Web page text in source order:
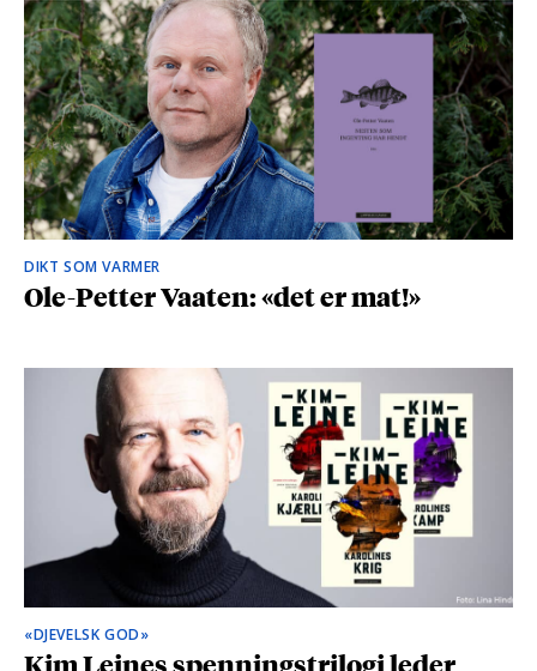
DIKT SOM VARMER
Ole-Petter Vaaten: «det er mat!»
«DJEVELSK GOD»
Kim Leines spenningstrilogi leder